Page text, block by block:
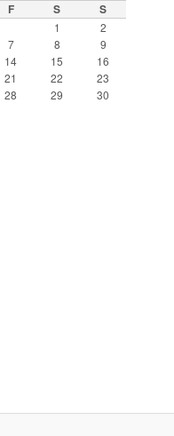
F S S
1
2
7 8
9
14 15
16
21 22
23
28 29
30